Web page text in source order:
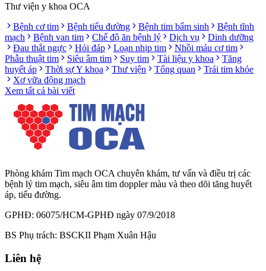
Thư viện y khoa OCA
Bệnh cơ tim
Bệnh tiểu đường Bệnh tim bẩm sinh
Bệnh tĩnh
mạch
Bệnh van tim Chế độ ăn bệnh lý Dịch vụ
Dinh dưỡng
Đau thắt ngực
Hỏi đáp Loạn nhịp tim
Nhồi máu cơ tim
Phẫu thuật tim
Siêu âm tim Suy tim Tài liệu y khoa
Tăng
huyết áp
Thời sự Y khoa Thư viện Tổng quan
Trái tim khỏe
Xơ vữa động mạch
Xem tất cả bài viết
Phòng khám Tim mạch OCA chuyên khám, tư vấn và điều trị các
bệnh lý tim mạch, siêu âm tim doppler màu và theo dõi tăng huyết
áp, tiểu đường.
GPHĐ: 06075/HCM-GPHĐ ngày 07/9/2018
BS Phụ trách: BSCKII Phạm Xuân Hậu
Liên hệ